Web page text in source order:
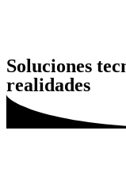
Soluciones
realidades